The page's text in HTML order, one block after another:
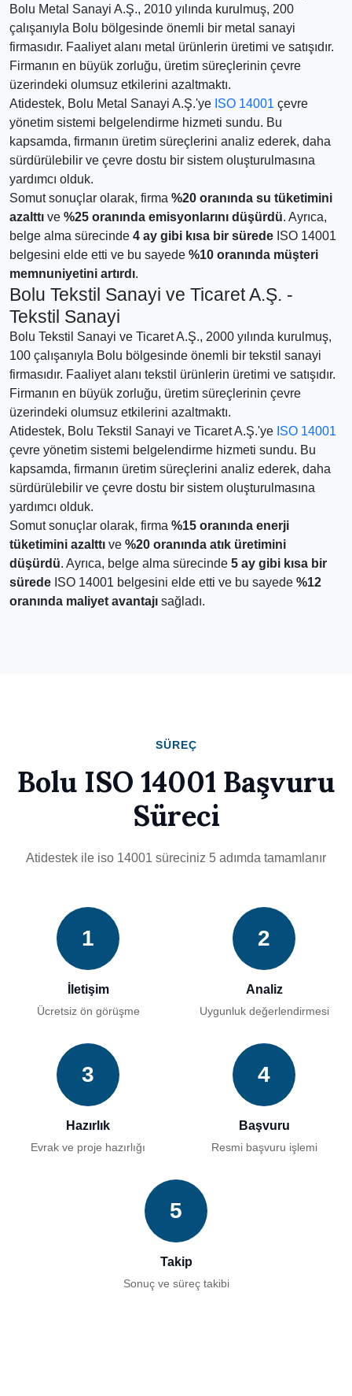
Bolu Metal Sanayi A.Ş., 2010 yılında kurulmuş, 200
çalışanıyla Bolu bölgesinde önemli bir metal sanayi
firmasıdır. Faaliyet alanı metal ürünlerin üretimi ve satışıdır.
Firmanın en büyük zorluğu, üretim süreçlerinin çevre
üzerindeki olumsuz etkilerini azaltmaktı.
Atidestek, Bolu Metal Sanayi A.Ş.'ye ISO 14001 çevre
yönetim sistemi belgelendirme hizmeti sundu. Bu
kapsamda, firmanın üretim süreçlerini analiz ederek, daha
sürdürülebilir ve çevre dostu bir sistem oluşturulmasına
yardımcı olduk.
Somut sonuçlar olarak, firma %20 oranında su tüketimini
azalttı ve %25 oranında emisyonlarını düşürdü. Ayrıca,
belge alma sürecinde 4 ay gibi kısa bir sürede ISO 14001
belgesini elde etti ve bu sayede %10 oranında müşteri
memnuniyetini artırdı.
Bolu Tekstil Sanayi ve Ticaret A.Ş. -
Tekstil Sanayi
Bolu Tekstil Sanayi ve Ticaret A.Ş., 2000 yılında kurulmuş,
100 çalışanıyla Bolu bölgesinde önemli bir tekstil sanayi
firmasıdır. Faaliyet alanı tekstil ürünlerin üretimi ve satışıdır.
Firmanın en büyük zorluğu, üretim süreçlerinin çevre
üzerindeki olumsuz etkilerini azaltmaktı.
Atidestek, Bolu Tekstil Sanayi ve Ticaret A.Ş.'ye ISO 14001
çevre yönetim sistemi belgelendirme hizmeti sundu. Bu
kapsamda, firmanın üretim süreçlerini analiz ederek, daha
sürdürülebilir ve çevre dostu bir sistem oluşturulmasına
yardımcı olduk.
Somut sonuçlar olarak, firma %15 oranında enerji
tüketimini azalttı ve %20 oranında atık üretimini
düşürdü. Ayrıca, belge alma sürecinde 5 ay gibi kısa bir
sürede ISO 14001 belgesini elde etti ve bu sayede %12
oranında maliyet avantajı sağladı.
SÜREÇ
Bolu ISO 14001 Başvuru
Süreci
Atidestek ile iso 14001 süreciniz 5 adımda tamamlanır
1
İletişim
Ücretsiz ön görüşme
2
Analiz
Uygunluk değerlendirmesi
3
Hazırlık
Evrak ve proje hazırlığı
4
Başvuru
Resmi başvuru işlemi
5
Takip
Sonuç ve süreç takibi